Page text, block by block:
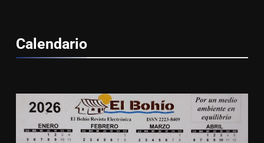
Calendario